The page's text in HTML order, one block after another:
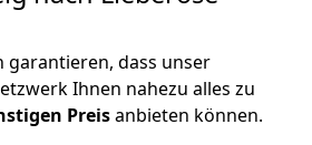
garantieren, dass unser
Ihnen nahezu alles zu
Preisanbieten können.